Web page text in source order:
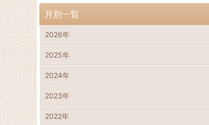
月別一覧
2026年
2025年
2024年
2023年
2022年